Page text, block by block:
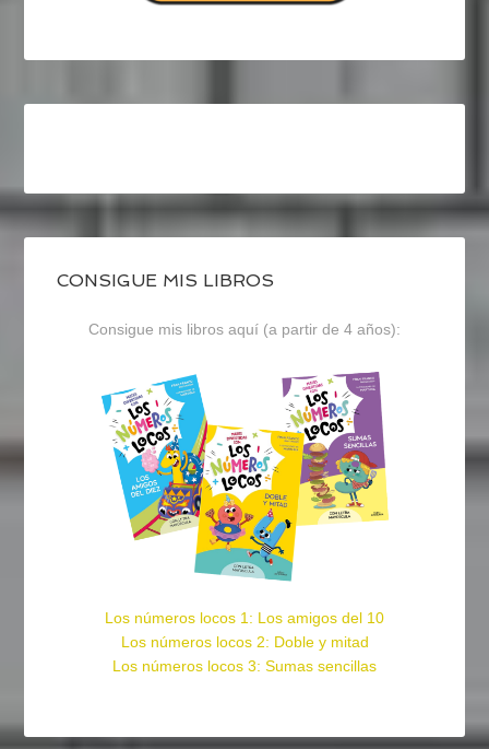
CONSIGUE MIS LIBROS
Consigue mis libros aquí (a partir de 4 años):
Los números locos 1: Los amigos del 10
Los números locos 2: Doble y mitad
Los números locos 3: Sumas sencillas